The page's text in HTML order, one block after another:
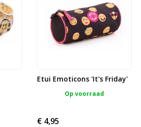
Etui Emoticons 'It's Friday'
Op voorraad
€ 4,95